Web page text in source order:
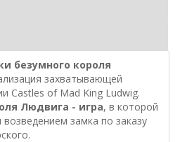
безумного короля
захватывающей
Castles of Mad King Ludwig.
Людвига - игра, в которой
замка по заказу